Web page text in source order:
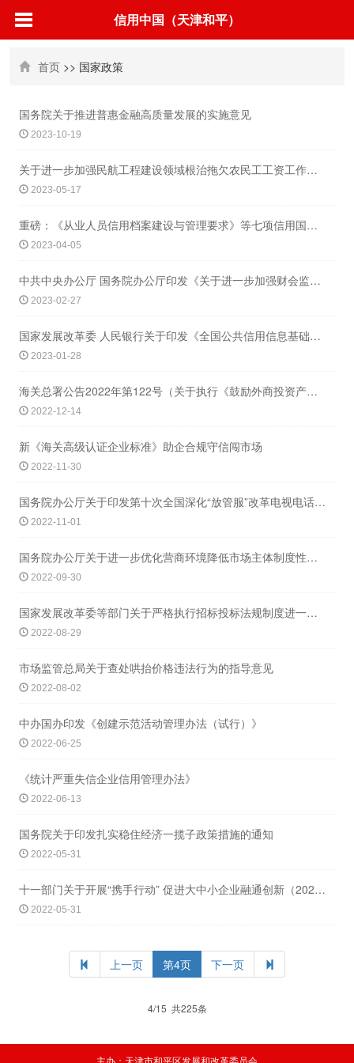
信用中国（天津和平）
首页 >> 国家政策
国务院关于推进普惠金融高质量发展的实施意见
2023-10-19
关于进一步加强民航工程建设领域根治拖欠农民工工资工作的通知
2023-05-17
重磅：《从业人员信用档案建设与管理要求》等七项信用国家标准 发布实施
2023-04-05
中共中央办公厅 国务院办公厅印发《关于进一步加强财会监督工作的意见》
2023-02-27
国家发展改革委 人民银行关于印发《全国公共信用信息基础目录(2022年版)》和《
2023-01-28
海关总署公告2022年第122号（关于执行《鼓励外商投资产业目录（2022年版）
2022-12-14
新《海关高级认证企业标准》助企合规守信闯市场
2022-11-30
国务院办公厅关于印发第十次全国深化“放管服”改革电视电话会议重点任务分工方案的通
2022-11-01
国务院办公厅关于进一步优化营商环境降低市场主体制度性交易成本的意见
2022-09-30
国家发展改革委等部门关于严格执行招标投标法规制度进一步规范招标投标主体行为的若干
2022-08-29
市场监管总局关于查处哄抬价格违法行为的指导意见
2022-08-02
中办国办印发《创建示范活动管理办法（试行）》
2022-06-25
《统计严重失信企业信用管理办法》
2022-06-13
国务院关于印发扎实稳住经济一揽子政策措施的通知
2022-05-31
十一部门关于开展“携手行动” 促进大中小企业融通创新（2022-2025年） 的
2022-05-31
上一页 第4页 下一页
4/15 共225条
主办：天津市和平区发展和改革委员会